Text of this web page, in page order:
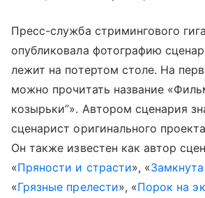
Пресс-служба стримингового
опубликовала фотографию
лежит на потертом столе. На
можно прочитать название
козырьки”». Автором сценария
сценарист оригинального проекта
Он также известен как автор
«Пряности и страсти», «
«Грязные прелести», «Порок на